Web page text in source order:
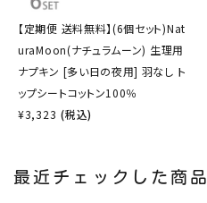
【定期便 送料無料】(6個セット)Nat
uraMoon(ナチュラムーン) 生理用
ナプキン [多い日の夜用] 羽なし ト
ップシートコットン100％
¥3,323 (税込)
最近チェックした商品